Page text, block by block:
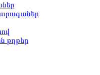
թղթեր